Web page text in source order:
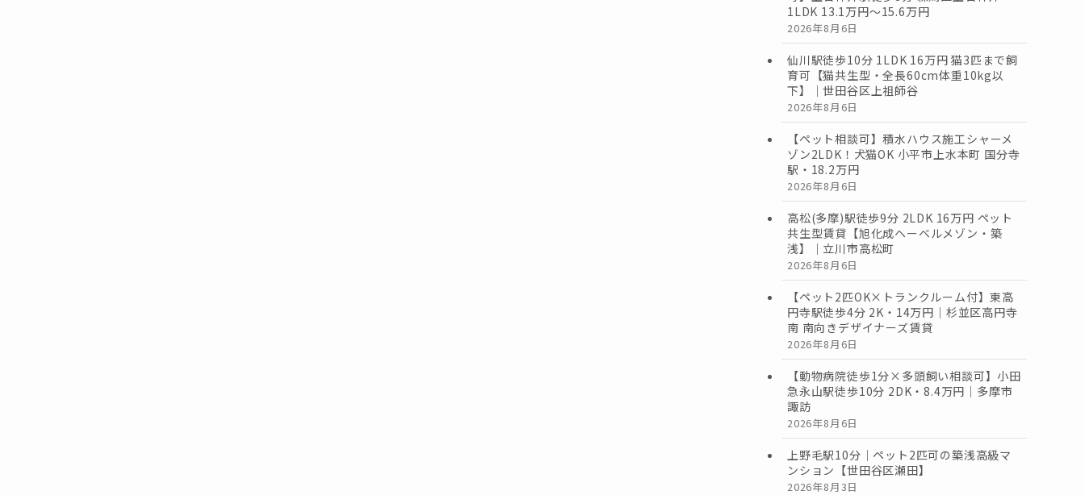
1LDK 13.1万円〜15.6万円
2026年8月6日
仙川駅徒歩10分 1LDK 16万円 猫3匹まで飼
育可【猫共生型・全長60cm体重10kg以
下】｜世田谷区上祖師谷
2026年8月6日
【ペット相談可】積水ハウス施工シャーメ
ゾン2LDK！犬猫OK 小平市上水本町 国分寺
駅・18.2万円
2026年8月6日
高松(多摩)駅徒歩9分 2LDK 16万円 ペット
共生型賃貸【旭化成ヘーベルメゾン・築
浅】｜立川市高松町
2026年8月6日
【ペット2匹OK×トランクルーム付】東高
円寺駅徒歩4分 2K・14万円｜杉並区高円寺
南 南向きデザイナーズ賃貸
2026年8月6日
【動物病院徒歩1分×多頭飼い相談可】小田
急永山駅徒歩10分 2DK・8.4万円｜多摩市
諏訪
2026年8月6日
上野毛駅10分｜ペット2匹可の築浅高級マ
ンション【世田谷区瀬田】
2026年8月3日